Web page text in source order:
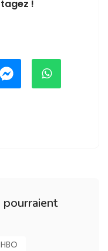
!
pourraient
HBO